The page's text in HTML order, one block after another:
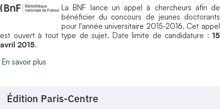
La BNF lance un appel à chercheurs afin de
bénéficier du concours de jeunes doctorants
pour l'année universitaire 2015-2016. Cet appel
est ouvert à tout type de sujet. Date limite de candidature : 15
avril 2015.
En savoir plus
Édition Paris-Centre